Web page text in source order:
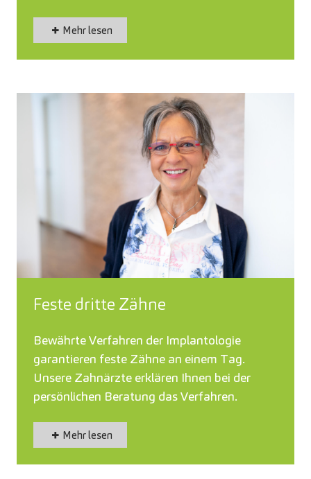
Mehr lesen
Feste dritte Zähne
Bewährte Verfahren der Implantologie
garantieren feste Zähne an einem Tag.
Unsere Zahnärzte erklären Ihnen bei der
persönlichen Beratung das Verfahren.
Mehr lesen